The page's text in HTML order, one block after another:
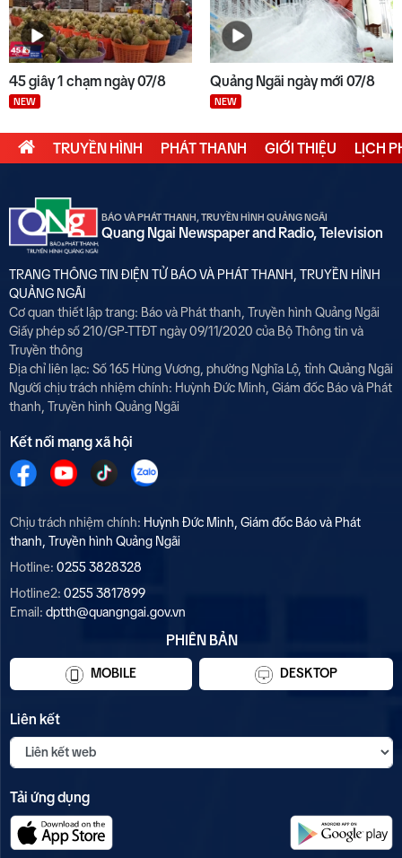
45 giây 1 chạm ngày 07/8
NEW
Quảng Ngãi ngày mới 07/8
NEW
TRUYỀN HÌNH PHÁT THANH GIỚI THIỆU LỊCH
BÁO VÀ PHÁT THANH, TRUYỀN HÌNH QUẢNG NGÃI
Quang Ngai Newspaper and Radio, Television
TRANG THÔNG TIN ĐIỆN TỬ BÁO VÀ PHÁT THANH, TRUYỀN HÌNH
QUẢNG NGÃI
Cơ quan thiết lập trang: Báo và Phát thanh, Truyền hình Quảng Ngãi
Giấy phép số 210/GP-TTĐT ngày 09/11/2020 của Bộ Thông tin và
Truyền thông
Địa chỉ liên lạc: Số 165 Hùng Vương, phường Nghĩa Lộ, tỉnh Quảng Ngãi
Người chịu trách nhiệm chính: Huỳnh Đức Minh, Giám đốc Báo và Phát
thanh, Truyền hình Quảng Ngãi
Kết nối mạng xã hội
Chịu trách nhiệm chính: Huỳnh Đức Minh, Giám đốc Báo và Phát
thanh, Truyền hình Quảng Ngãi
Hotline: 0255 3828328
Hotline2: 0255 3817899
Email: dptth@quangngai.gov.vn
PHIÊN BẢN
MOBILE DESKTOP
Liên kết
Tải ứng dụng